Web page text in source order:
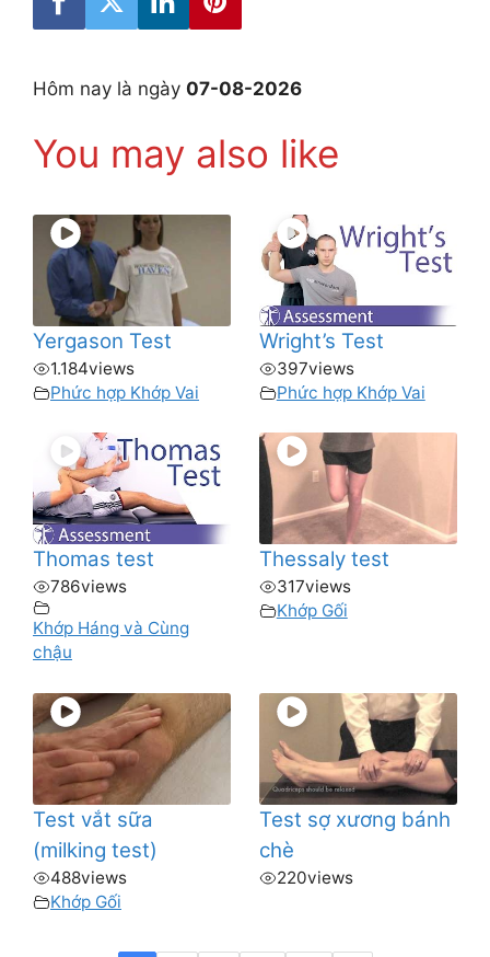
Hôm nay là ngày 07-08-2026
You may also like
Yergason Test
1.184views
Phức hợp Khớp Vai
Wright’s Test
397views
Phức hợp Khớp Vai
Thomas test
786views
Khớp Háng và Cùng
chậu
Thessaly test
317views
Khớp Gối
Test vắt sữa
(milking test)
488views
Khớp Gối
Test sợ xương bánh
chè
220views